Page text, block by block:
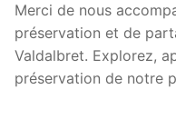
Merci de nous
préservation et de
Valdalbret. Explorez,
préservation de notre